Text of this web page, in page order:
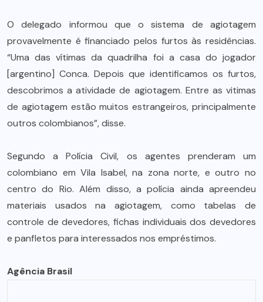
O delegado informou que o sistema de agiotagem
provavelmente é financiado pelos furtos às residências.
“Uma das vítimas da quadrilha foi a casa do jogador
[argentino] Conca. Depois que identificamos os furtos,
descobrimos a atividade de agiotagem. Entre as vitimas
de agiotagem estão muitos estrangeiros, principalmente
outros colombianos”, disse.
Segundo a Polícia Civil, os agentes prenderam um
colombiano em Vila Isabel, na zona norte, e outro no
centro do Rio. Além disso, a polícia ainda apreendeu
materiais usados na agiotagem, como tabelas de
controle de devedores, fichas individuais dos devedores
e panfletos para interessados nos empréstimos.
Agência Brasil